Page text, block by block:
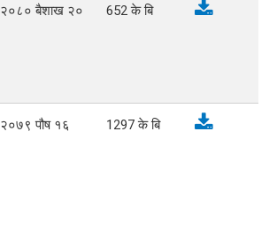
२०८० बैशाख २० 652के बि
२०७९ पौष १६ 1297के बि